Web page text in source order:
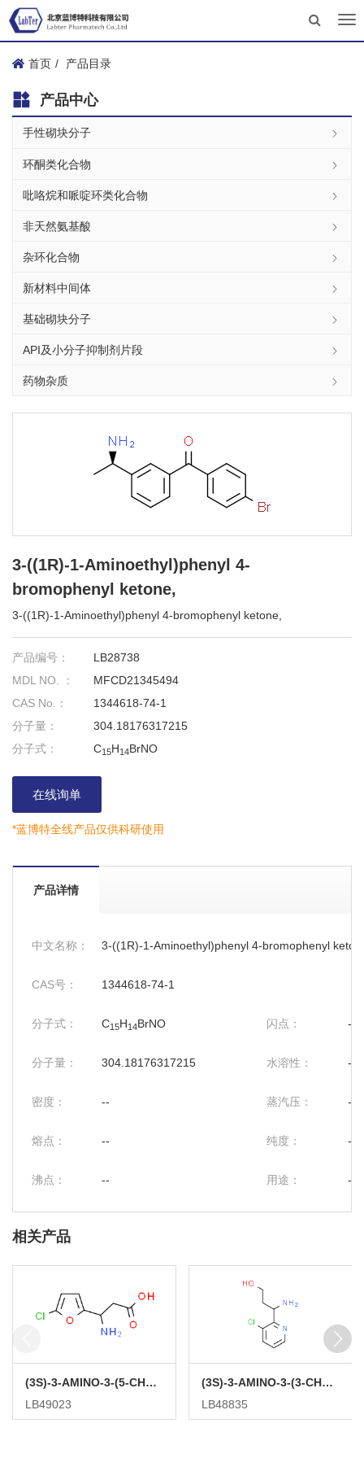
首页
产品目录
产品中心
手性砌块分子
环酮类化合物
吡咯烷和哌啶环类化合物
非天然氨基酸
杂环化合物
新材料中间体
基础砌块分子
API及小分子抑制剂片段
药物杂质
3-((1R)-1-Aminoethyl)phenyl 4-
bromophenyl ketone,
3-((1R)-1-Aminoethyl)phenyl 4-bromophenyl ketone,
产品编号：
LB28738
MDL NO. ：
MFCD21345494
CAS No.：
1344618-74-1
分子量：
304.18176317215
分子式：
C15H14BrNO
在线询单
*蓝博特全线产品仅供科研使用
产品详情
中文名称： 3-((1R)-1-Aminoethyl)phenyl 4-bromophenyl
CAS号： 1344618-74-1
分子式： C15H14BrNO 闪点： --
分子量： 304.18176317215 水溶性： --
密度： -- 蒸汽压： --
熔点： -- 纯度： --
沸点： -- 用途： --
相关产品
(3S)-3-AMINO-3-(5-CHLOROFURAN-2-YL)PROPANOIC ACID
LB49023
(3S)-3-AMINO-3-(3-CHLOROPYRIDIN-2-YL)PROPAN-1-OL
LB48835